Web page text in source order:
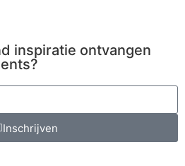
inspiratie ontvangen
Inschrijven